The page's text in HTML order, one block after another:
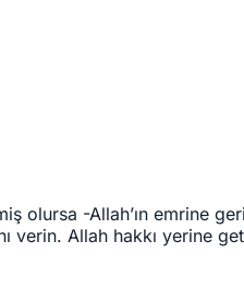
olursa -Allah’ın emrine
verin. Allah hakkı yerine